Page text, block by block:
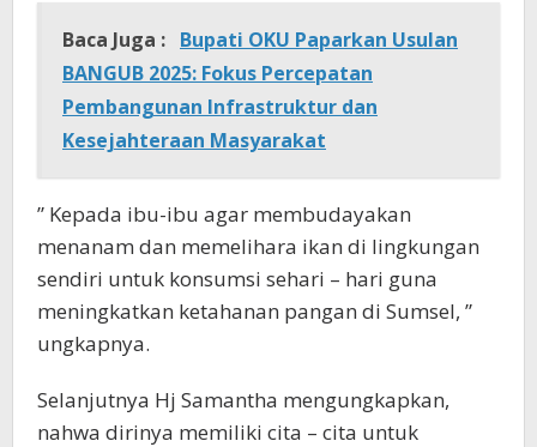
Baca Juga : Bupati OKU Paparkan Usulan
BANGUB 2025: Fokus Percepatan
Pembangunan Infrastruktur dan
Kesejahteraan Masyarakat
” Kepada ibu-ibu agar membudayakan
menanam dan memelihara ikan di lingkungan
sendiri untuk konsumsi sehari – hari guna
meningkatkan ketahanan pangan di Sumsel, ”
ungkapnya.
Selanjutnya Hj Samantha mengungkapkan,
nahwa dirinya memiliki cita – cita untuk